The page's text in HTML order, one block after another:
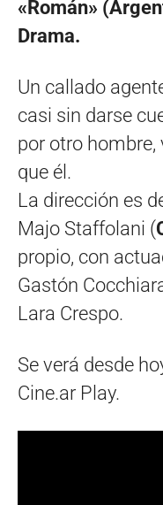
«Román»
Drama.
Un callado
casi sin darse
por otro
que él.
La dirección es
Majo Staffolani (
propio, con
Gastón
Lara Crespo.
Se verá desde
Cine.ar Play.